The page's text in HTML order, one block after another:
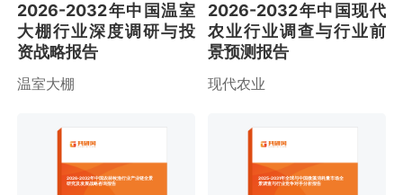
2026-2032年中国温室
大棚行业深度调研与投
资战略报告
温室大棚
2026-2032年中国现代
农业行业调查与行业前
景预测报告
现代农业
2026-2032年中国农林牧渔行业产业链全景
研究及发展战略咨询报告
2025-2031年全球与中国微藻消耗量市场全
景调查与行业竞争对手分析报告